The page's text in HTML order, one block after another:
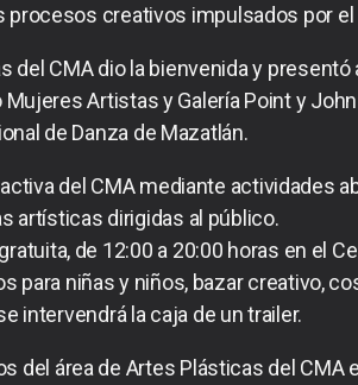
creativos impulsados por
CMA dio la bienvenida y presentó
Artistas y Galería Point y
de Danza de Mazatlán.
del CMA mediante actividades
artísticas dirigidas al público.
de 12:00 a 20:00 horas en el
niñas y niños, bazar creativo,
intervendrá la caja de un trailer.
del área de Artes Plásticas del